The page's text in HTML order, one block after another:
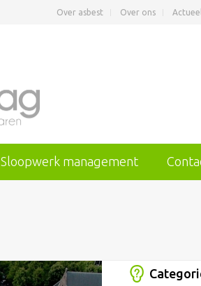
Over asbest Over ons Actueel
Sloopwerk management